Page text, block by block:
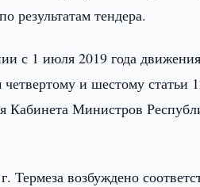
результатам тендера.
с 1 июля 2019 года
и шестому статьи
Кабинета Министров
возбуждено